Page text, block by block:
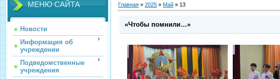
МЕНЮ САЙТА
Новости
Информация об
учреждении
Подведомственные
учреждения
Главная » 2025 » Май » 13
«Чтобы помнили…»